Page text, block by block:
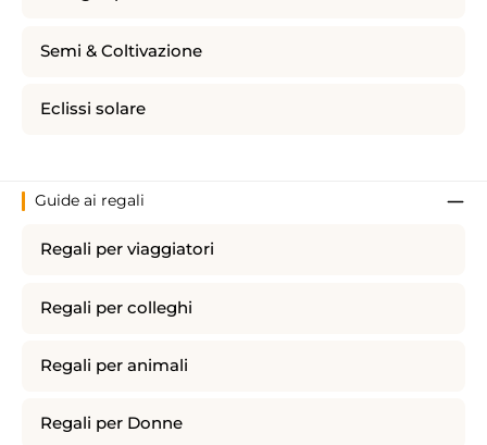
Semi & Coltivazione
Eclissi solare
Guide ai regali
Regali per viaggiatori
Regali per colleghi
Regali per animali
Regali per Donne